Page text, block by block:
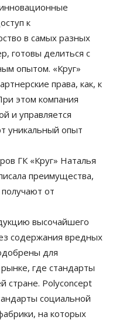
к
в самых разных
готовы делиться с
опытом. «Круг»
права, как, к
этом компания
и управляется
уникальный опыт
ГК «Круг» Наталья
преимущества,
от
высочайшего
содержания вредных
для
где стандарты
стране. Polyconcept
социальной
на которых